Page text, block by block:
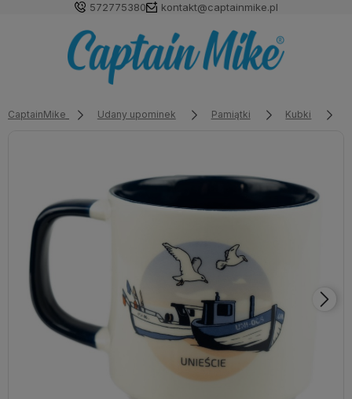
572775380 kontakt@captainmike.pl
CaptainMike Udany upominek Pamiątki Kubki